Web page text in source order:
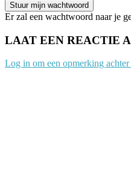
Er zal een wachtwoord naar je
LAAT EEN REACTIE
Log in om een opmerking achter